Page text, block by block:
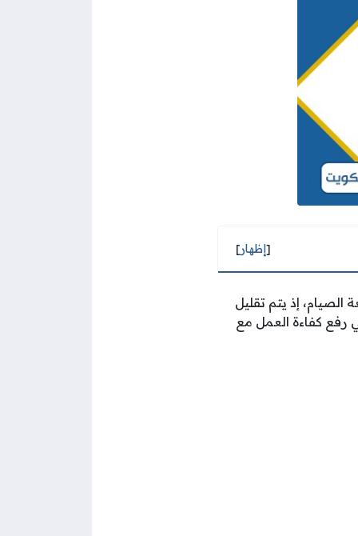
[إظهار]
إذ يتم تقليل
رفع كفاءة العمل مع